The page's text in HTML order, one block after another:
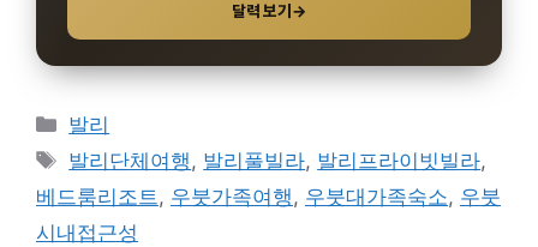
달력 보기 →
카
테
리
발리
태
그
발리단체여행, 발리풀빌라, 발리프라이빗빌라,
베드룸리조트, 우붓가족여행, 우붓대가족숙소, 우붓
시내접근성